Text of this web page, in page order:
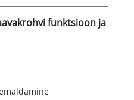
funktsioon ja